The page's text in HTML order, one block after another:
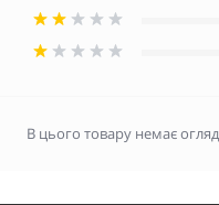
В цього товару немає